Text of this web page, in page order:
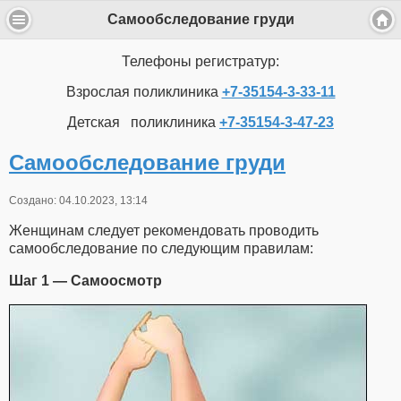
Самообследование груди
Телефоны регистратур:
Взрослая поликлиника +7-35154-3-33-11
Детская поликлиника +7-35154-3-47-23
Самообследование груди
Создано: 04.10.2023, 13:14
Женщинам следует рекомендовать проводить
самообследование по следующим правилам:
Шаг 1 — Самоосмотр